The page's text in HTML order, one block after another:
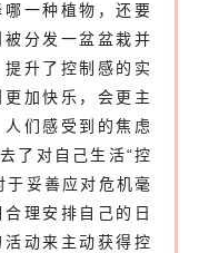
一种植物，还要
分发一盆盆栽并
升了控制感的实
加快乐，会更主
们感受到的焦虑
了对自己生活“控
于妥善应对危机毫
理安排自己的日
动来主动获得控